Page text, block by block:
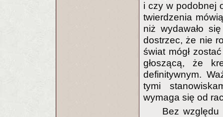
i czy w podobnej
twierdzenia
niż wydawało
dostrzec, że nie
świat mógł
głoszącą, że
definitywnym.
tymi
wymaga się od
Bez